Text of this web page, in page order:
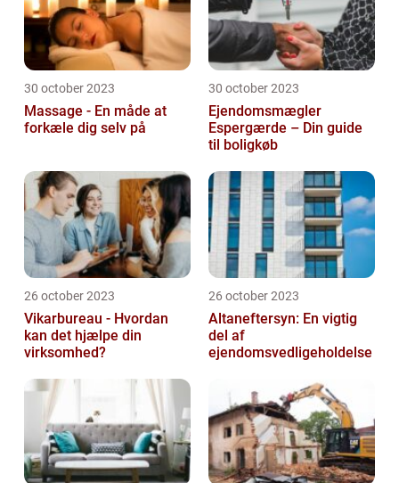
30 october 2023
Massage - En måde at
forkæle dig selv på
30 october 2023
Ejendomsmægler
Espergærde – Din guide
til boligkøb
26 october 2023
Vikarbureau - Hvordan
kan det hjælpe din
virksomhed?
26 october 2023
Altaneftersyn: En vigtig
del af
ejendomsvedligeholdelse